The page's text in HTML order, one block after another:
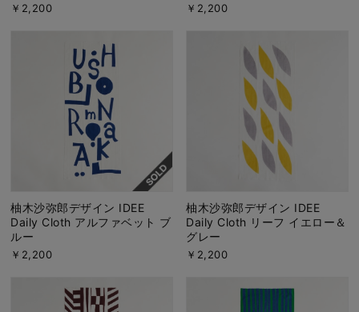
￥2,200 ￥2,200
柚木沙弥郎デザイン IDEE
Daily Cloth アルファベット ブ
ルー
￥2,200
柚木沙弥郎デザイン IDEE
Daily Cloth リーフ イエロー＆
グレー
￥2,200